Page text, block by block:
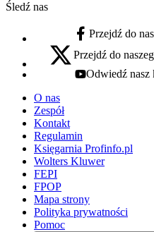
Śledź nas
facebook - otwiera się
Przejdź do
x - otwiera się w nowej karcie
Przejdź do
youtube - otwiera się
Odwiedź nasz
O nas
Zespół
Kontakt
Regulamin
Księgarnia Profinfo.pl
Wolters Kluwer
FEPI
FPOP
Mapa strony
Polityka prywatności
Pomoc